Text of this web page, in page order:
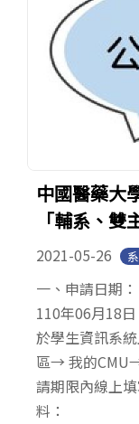
中國醫藥大
「輔系、
2021-05-26
一、申請日期
110年06月18
於學生資訊系
區→ 我的
請期限內線上
料：